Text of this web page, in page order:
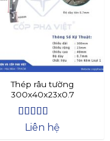
Thép râu tường
300x40x23x0.7
Được xếp
Liên hệ